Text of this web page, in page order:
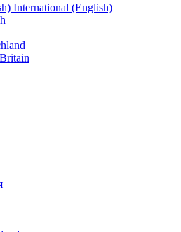
International (English)